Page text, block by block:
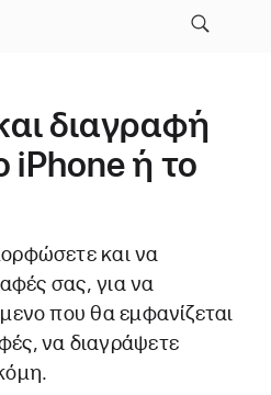
διαγραφή
ή το
και να
σας, για να
που θα εμφανίζεται
να διαγράψετε